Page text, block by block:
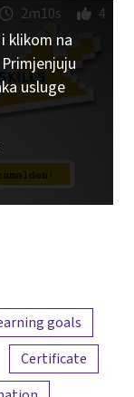
2m10s 4
klikom na
usluge
goals
Certificate